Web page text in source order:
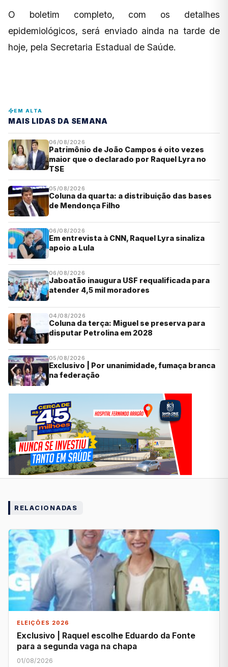
O boletim completo, com os detalhes
epidemiológicos, será enviado ainda na tarde de
hoje, pela Secretaria Estadual de Saúde.
EM ALTA
MAIS LIDAS DA SEMANA
06/08/2026
Patrimônio de João Campos é oito vezes
maior que o declarado por Raquel Lyra no
TSE
05/08/2026
Coluna da quarta: a distribuição das bases
de Mendonça Filho
06/08/2026
Em entrevista à CNN, Raquel Lyra sinaliza
apoio a Lula
06/08/2026
Jaboatão inaugura USF requalificada para
atender 4,5 mil moradores
04/08/2026
Coluna da terça: Miguel se preserva para
disputar Petrolina em 2028
05/08/2026
Exclusivo | Por unanimidade, fumaça branca
na federação
RELACIONADAS
ELEIÇÕES 2026
Exclusivo | Raquel escolhe Eduardo da Fonte
para a segunda vaga na chapa
01/08/2026